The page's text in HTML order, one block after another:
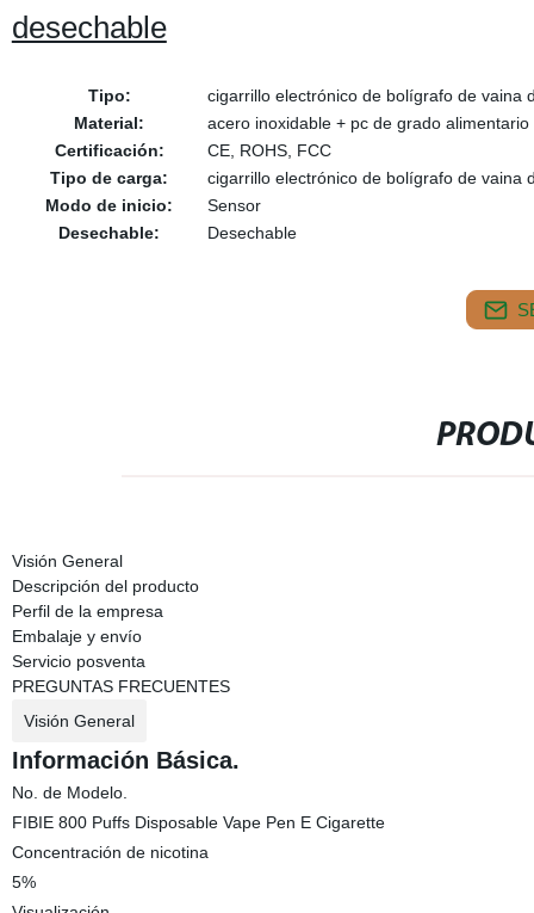
desechable
Tipo:
cigarrillo electrónico de bolígrafo de vaina
Material:
acero inoxidable + pc de grado alimentario
Certificación:
CE, ROHS, FCC
Tipo de carga:
cigarrillo electrónico de bolígrafo de vaina
Modo de inicio:
Sensor
Desechable:
Desechable
Visión General
Descripción del producto
Perfil de la empresa
Embalaje y envío
Servicio posventa
PREGUNTAS FRECUENTES
Visión General
Información Básica.
No. de Modelo.
FIBIE 800 Puffs Disposable Vape Pen E Cigarette
Concentración de nicotina
5%